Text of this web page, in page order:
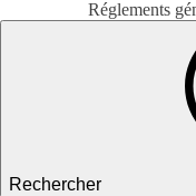
Réglements
Rechercher